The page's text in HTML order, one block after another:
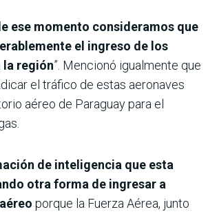
ese momento consideramos que
el ingreso de los
región”. Mencionó igualmente que
el tráfico de estas aeronaves
aéreo de Paraguay para el
de inteligencia que esta
otra forma de ingresar a
porque la Fuerza Aérea, junto